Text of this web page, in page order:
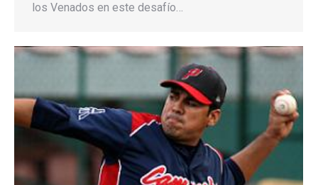
los Venados en este desafío…